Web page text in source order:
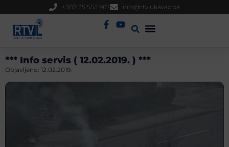
+387 35 553 967 info@rtvlukavac.ba
*** Info servis ( 12.02.2019. ) ***
Objavljeno: 12.02.2019.